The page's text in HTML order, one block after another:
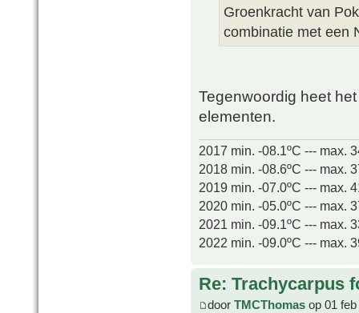
Groenkracht van
combinatie met een
Tegenwoordig heet
elementen.
2017 min. -08.1ºC --- max.
2018 min. -08.6ºC --- max.
2019 min. -07.0ºC --- max.
2020 min. -05.0ºC --- max.
2021 min. -09.1ºC --- max.
2022 min. -09.0ºC --- max.
Re: Trachycarpus
door TMCThomas op 01